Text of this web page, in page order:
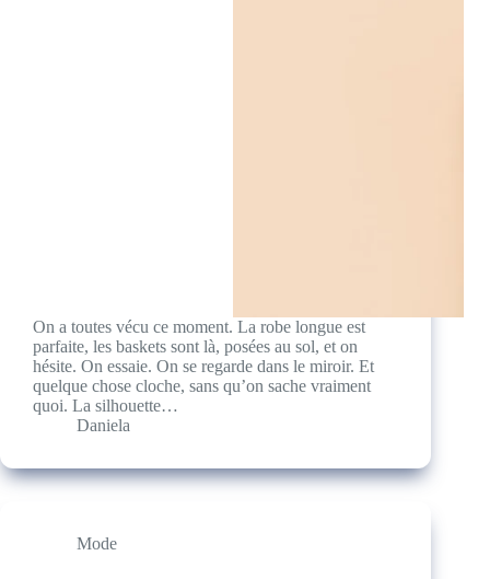
On a toutes vécu ce moment. La robe longue est
parfaite, les baskets sont là, posées au sol, et on
hésite. On essaie. On se regarde dans le miroir. Et
quelque chose cloche, sans qu’on sache vraiment
quoi. La silhouette…
Daniela
Mode